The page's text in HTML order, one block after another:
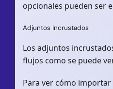
opcionales pueden ser
Adjuntos Incrustados
Los adjuntos
flujos como se puede
Para ver cómo